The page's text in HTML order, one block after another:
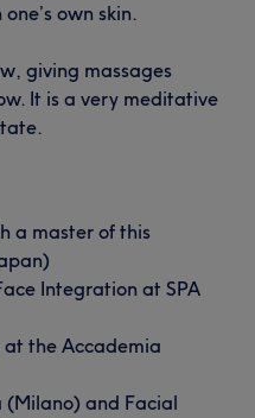
own skin.
giving massages
It is a very meditative
a master of this
Integration at SPA
at the Accademia
(Milano) and Facial